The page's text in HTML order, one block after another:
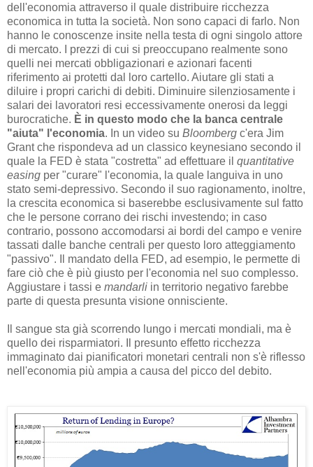
dell'economia attraverso il quale distribuire ricchezza
economica in tutta la società. Non sono capaci di farlo. Non
hanno le conoscenze insite nella testa di ogni singolo attore
di mercato. I prezzi di cui si preoccupano realmente sono
quelli nei mercati obbligazionari e azionari facenti
riferimento ai protetti dal loro cartello. Aiutare gli stati a
diluire i propri carichi di debiti. Diminuire silenziosamente i
salari dei lavoratori resi eccessivamente onerosi da leggi
burocratiche. È in questo modo che la banca centrale
"aiuta" l'economia. In un video su Bloomberg c'era Jim
Grant che rispondeva ad un classico keynesiano secondo il
quale la FED è stata "costretta" ad effettuare il quantitative
easing per "curare" l'economia, la quale languiva in uno
stato semi-depressivo. Secondo il suo ragionamento, inoltre,
la crescita economica si baserebbe esclusivamente sul fatto
che le persone corrano dei rischi investendo; in caso
contrario, possono accomodarsi ai bordi del campo e venire
tassati dalle banche centrali per questo loro atteggiamento
"passivo". Il mandato della FED, ad esempio, le permette di
fare ciò che è più giusto per l'economia nel suo complesso.
Aggiustare i tassi e mandarli in territorio negativo farebbe
parte di questa presunta visione onnisciente.
Il sangue sta già scorrendo lungo i mercati mondiali, ma è
quello dei risparmiatori. Il presunto effetto ricchezza
immaginato dai pianificatori monetari centrali non s'è riflesso
nell'economia più ampia a causa del picco del debito.